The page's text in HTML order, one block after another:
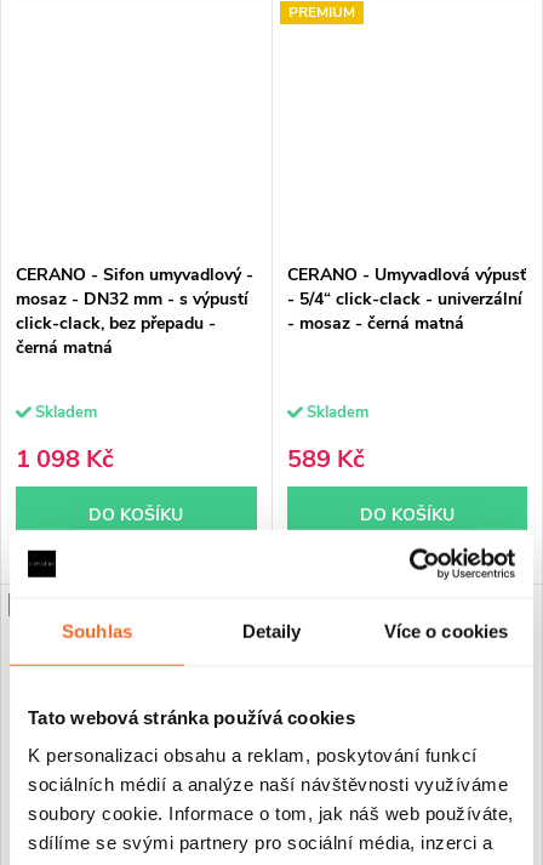
Souhlas Detaily Více o cookies
Tato webová stránka používá cookies
K personalizaci obsahu a reklam, poskytování funkcí
sociálních médií a analýze naší návštěvnosti využíváme
soubory cookie. Informace o tom, jak náš web používáte,
sdílíme se svými partnery pro sociální média, inzerci a
CERANO - Sifon umyvadlový -
mosaz - DN32 mm - s výpustí
click-clack, bez přepadu -
černá matná
Skladem
1 098 Kč
DO KOŠÍKU
PREMIUM
CERANO - Umyvadlová výpusť
- 5/4“ click-clack - univerzální
- mosaz - černá matná
Skladem
589 Kč
DO KOŠÍKU